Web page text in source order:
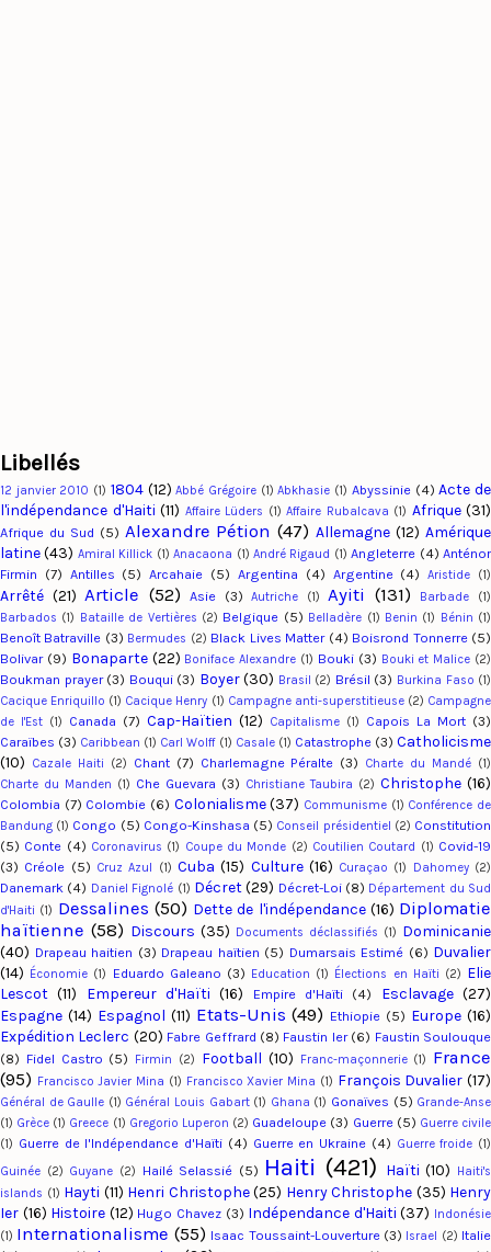
Libellés
12 janvier 2010 (1) 1804 (12) Abbé Grégoire (1) Abkhasie (1) Abyssinie (4) Acte de
l'indépendance d'Haiti (11) Affaire Lüders (1) Affaire Rubalcava (1) Afrique (31)
Afrique du Sud (5) Alexandre Pétion (47) Allemagne (12) Amérique
latine (43) Amiral Killick (1) Anacaona (1) André Rigaud (1) Angleterre (4) Anténor
Firmin (7) Antilles (5) Arcahaie (5) Argentina (4) Argentine (4) Aristide (1)
Arrêté (21) Article (52) Asie (3) Autriche (1) Ayiti (131) Barbade
(1)
Barbados (1) Bataille de Vertières (2) Belgique (5) Belladère (1) Benin (1) Bénin (1)
Benoît Batraville (3) Bermudes (2) Black Lives Matter (4) Boisrond Tonnerre (5)
Bolivar (9) Bonaparte (22) Boniface Alexandre (1) Bouki (3) Bouki et Malice (2)
Boukman prayer (3) Bouqui (3) Boyer (30) Brasil (2) Brésil (3) Burkina Faso (1)
Cacique Enriquillo (1) Cacique Henry (1) Campagne anti-superstitieuse (2) Campagne
de l'Est (1) Canada (7) Cap-Haïtien (12) Capitalisme (1) Capois La Mort (3)
Caraïbes (3) Caribbean (1) Carl Wolff (1) Casale (1) Catastrophe (3) Catholicisme
(10)
Cazale Haiti (2) Chant (7) Charlemagne Péralte (3) Charte du Mandé (1)
Charte du Manden (1) Che Guevara (3) Christiane Taubira (2) Christophe (16)
Colombia (7) Colombie (6) Colonialisme (37) Communisme (1) Conférence de
Bandung (1) Congo (5) Congo-Kinshasa (5) Conseil présidentiel (2) Constitution
(5) Conte (4) Coronavirus (1) Coupe du Monde (2) Coutilien Coutard (1) Covid-19
(3) Créole (5) Cruz Azul (1) Cuba (15) Culture (16) Curaçao (1) Dahomey (2)
Danemark (4) Daniel Fignolé (1) Décret(29) Décret-Loi (8) Département du Sud
d'Haiti (1) Dessalines (50) Dette de l'indépendance (16) Diplomatie
haïtienne (58) Discours (35) Documents déclassifiés (1) Dominicanie
(40) Drapeau haitien (3) Drapeau haïtien (5) Dumarsais Estimé (6) Duvalier
(14) Économie (1) Eduardo Galeano (3) Education (1) Élections en Haïti (2) Elie
Lescot (11) Empereur d'Haïti (16) Empire d'Haïti (4) Esclavage (27)
Espagne (14) Espagnol (11) Etats-Unis (49) Ethiopie (5) Europe (16)
Expédition Leclerc (20) Fabre Geffrard (8) Faustin Ier (6) Faustin Soulouque
(8) Fidel Castro (5) Firmin (2) Football (10) Franc-maçonnerie (1)
France
(95) Francisco Javier Mina (1) Francisco Xavier Mina (1) François Duvalier (17)
Général de Gaulle (1) Général Louis Gabart (1) Ghana (1) Gonaïves (5) Grande-Anse
(1) Grèce (1) Greece (1) Gregorio Luperon (2) Guadeloupe (3) Guerre (5) Guerre civile
(1) Guerre de l'Indépendance d'Haïti (4) Guerre en Ukraine (4) Guerre froide (1)
Guinée (2) Guyane (2) Hailé Selassié (5) Haiti (421) Haïti (10)
Haiti's
islands (1) Hayti (11) Henri Christophe (25) Henry Christophe (35) Henry
Ier (16) Histoire (12) Hugo Chavez (3) Indépendance d'Haiti (37) Indonésie
(1) Internationalisme (55) Isaac Toussaint-Louverture (3) Israel (2) Italie